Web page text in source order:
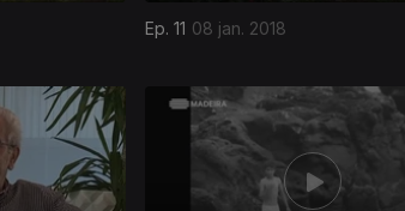
Ep. 11 08 jan. 2018